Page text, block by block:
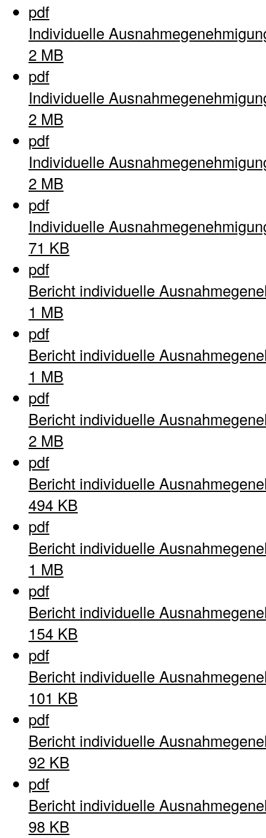
pdf
Individuelle
2 MB
pdf
Individuelle
2 MB
pdf
Individuelle
2 MB
pdf
Individuelle
71 KB
pdf
Bericht individuelle
1 MB
pdf
Bericht individuelle
1 MB
pdf
Bericht individuelle
2 MB
pdf
Bericht individuelle
494 KB
pdf
Bericht individuelle
1 MB
pdf
Bericht individuelle
154 KB
pdf
Bericht individuelle
101 KB
pdf
Bericht individuelle
92 KB
pdf
Bericht individuelle
98 KB